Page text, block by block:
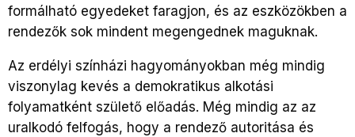
formálható egyedeket faragjon, és az eszközökben a
rendezők sok mindent megengednek maguknak.
Az erdélyi színházi hagyományokban még mindig
viszonylag kevés a demokratikus alkotási
folyamatként születő előadás. Még mindig az az
uralkodó felfogás, hogy a rendező autoritása és